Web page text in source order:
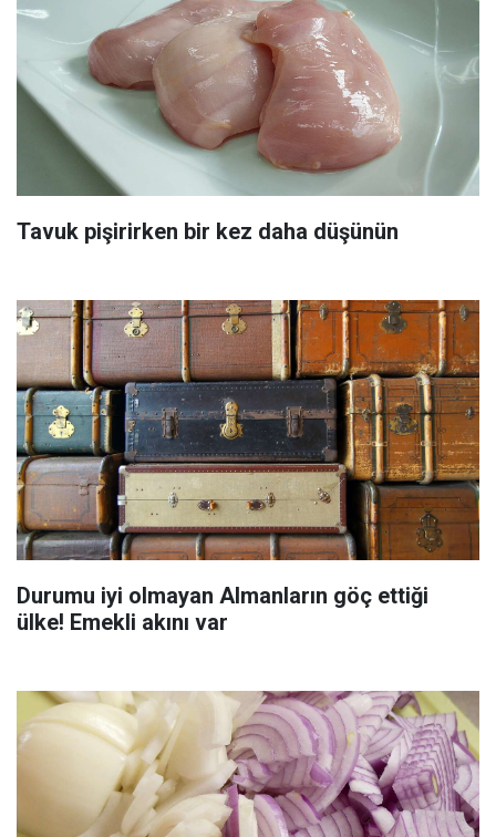
Tavuk pişirirken bir kez daha düşünün
Durumu iyi olmayan Almanların göç ettiği
ülke! Emekli akını var